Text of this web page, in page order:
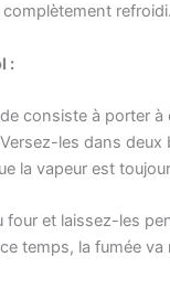
complètement refroidi.
:
consiste à porter à
les dans
la vapeur est
four et laissez-les
temps, la fumée va